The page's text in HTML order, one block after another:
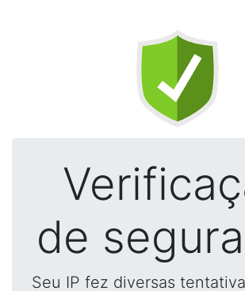
de
Seu IP fez diversas